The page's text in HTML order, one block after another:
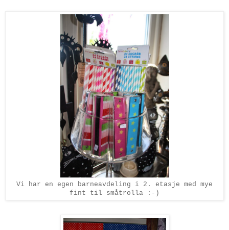
Vi har en egen barneavdeling i 2. etasje med mye
fint til småtrolla :-)